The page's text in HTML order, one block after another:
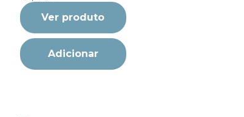
Ver produto
Adicionar